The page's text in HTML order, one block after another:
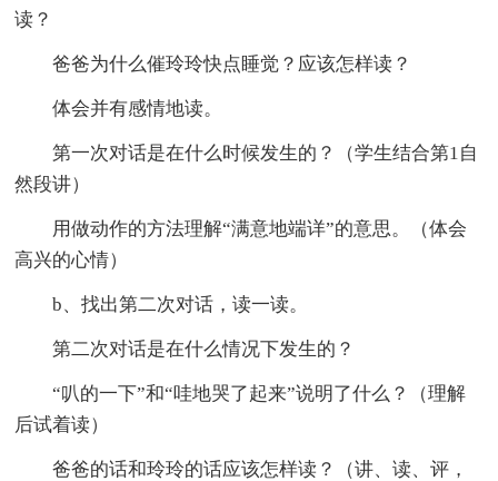
读？
爸爸为什么催玲玲快点睡觉？应该怎样读？
体会并有感情地读。
第一次对话是在什么时候发生的？（学生结合第1自
然段讲）
用做动作的方法理解“满意地端详”的意思。（体会
高兴的心情）
b、找出第二次对话，读一读。
第二次对话是在什么情况下发生的？
“叭的一下”和“哇地哭了起来”说明了什么？（理解
后试着读）
爸爸的话和玲玲的话应该怎样读？（讲、读、评，